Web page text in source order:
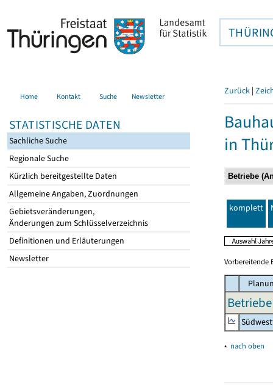
Home Kontakt Suche Newsletter
STATISTISCHE DATEN
Sachliche Suche
Regionale Suche
Kürzlich bereitgestellte Daten
Allgemeine Angaben, Zuordnungen
Gebietsveränderungen,
Änderungen zum Schlüsselverzeichnis
Definitionen und Erläuterungen
Newsletter
Zurück |
in
komplett
Vorbereitende
▴ nach oben